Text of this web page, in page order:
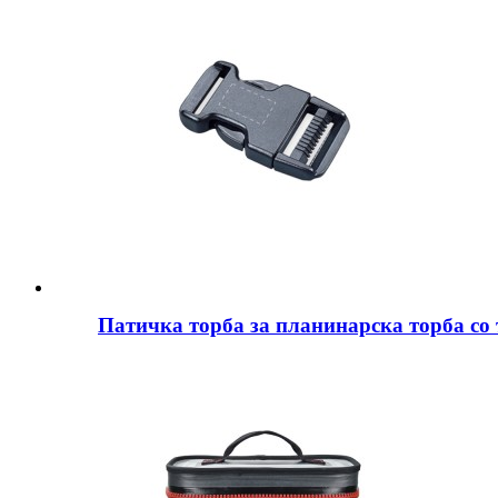
Патичка торба за планинарска торба со